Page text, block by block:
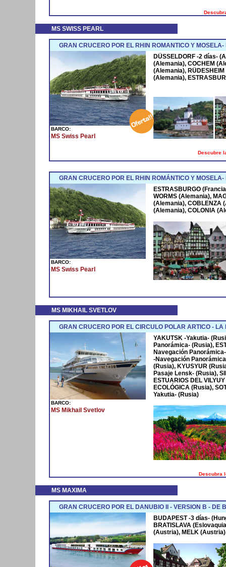
MS SWISS PEARL
GRAN CRUCERO POR EL RHIN ROMANTICO Y
BARCO:
MS Swiss Pearl
DÜSSELDORF -2 días-
(Alemania), COCHEM
(Alemania),
(Alemania),
Descubre
GRAN CRUCERO POR EL RHIN ROMÁNTICO Y
BARCO:
MS Swiss Pearl
ESTRASBURGO
WORMS (Alemania),
(Alemania), COBLENZA
(Alemania), COLONIA
MS MIKHAIL SVETLOV
GRAN CRUCERO POR EL CIRCULO POLAR ARTICO -
BARCO:
MS Mikhail Svetlov
YAKUTSK -Yakutia-
Panorámica- (Rusia),
Navegación
-Navegación
(Rusia), KYUSYUR
Pasaje Lensk- (Rusia),
ESTUARIOS DEL
ECOLÓGICA (Rusia),
Yakutia- (Rusia)
Descubra
MS MAXIMA
GRAN CRUCERO POR EL DANUBIO II - VERSION B - DE
BUDAPEST -3 días-
BRATISLAVA
(Austria), MELK